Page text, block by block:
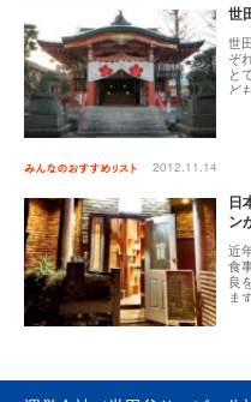
[9
世
世
ぞ
と
ど
2012.11.14
日
ン
近
食
良
ま